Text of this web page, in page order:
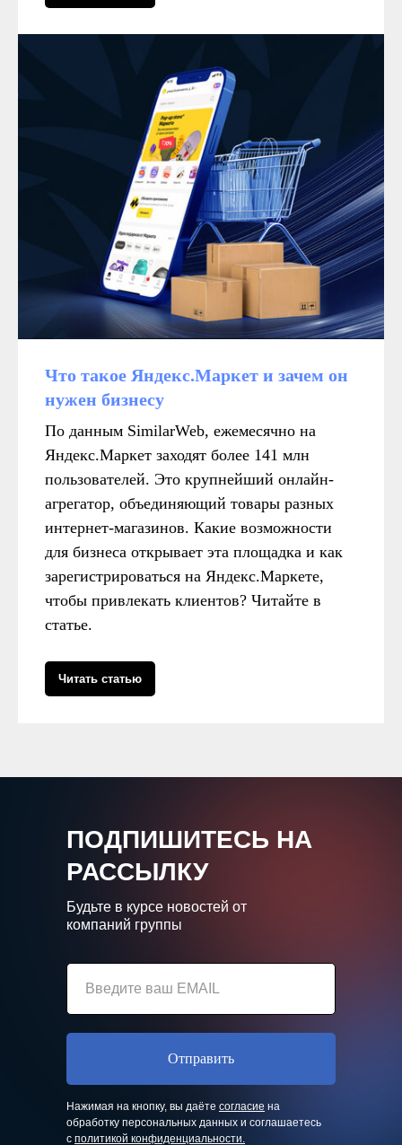
Что такое Яндекс.Маркет и зачем он
нужен бизнесу
По данным SimilarWeb, ежемесячно на
Яндекс.Маркет заходят более 141 млн
пользователей. Это крупнейший онлайн-
агрегатор, объединяющий товары разных
интернет-магазинов. Какие возможности
для бизнеса открывает эта площадка и как
зарегистрироваться на Яндекс.Маркете,
чтобы привлекать клиентов? Читайте в
статье.
Читать статью
ПОДПИШИТЕСЬ НА
РАССЫЛКУ
Будьте в курсе новостей от
компаний группы
Отправить
Нажимая на кнопку, вы даёте согласие на
обработку персональных данных и соглашаетесь
с политикой конфиденциальности.
Политика обработки персональных данных